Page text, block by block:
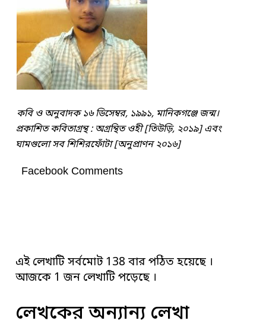
কবি ও অনুবাদক ১৬ ডিসেম্বর, ১৯৯১, মানিকগঞ্জে জন্ম।
প্রকাশিত কবিতাগ্রন্থ : অগ্রন্থিত ওহী [তিউড়ি, ২০১৯] এবং
ঘামগুলো সব শিশিরফোঁটা [অনুপ্রাণন ২০১৬]
Facebook Comments
এই লেখাটি সর্বমোট 138 বার পঠিত হয়েছে ।
আজকে 1 জন লেখাটি পড়েছে ।
লেখকের অন্যান্য লেখা